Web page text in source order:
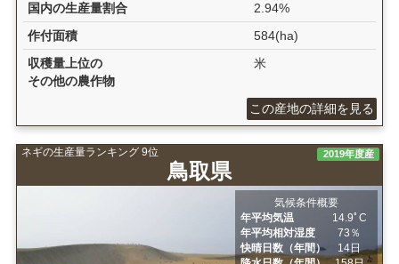
国内の生産量割合
2.94%
作付面積
584(ha)
収穫量上位の
その他の農作物
米
この産地の詳細を見る
ネギの生産量ランキング 9位
鳥取県
2019年度産
気候条件概要
年平均気温
14.9ﾟC
年平均相対湿度
73％
快晴日数（年間）
14日